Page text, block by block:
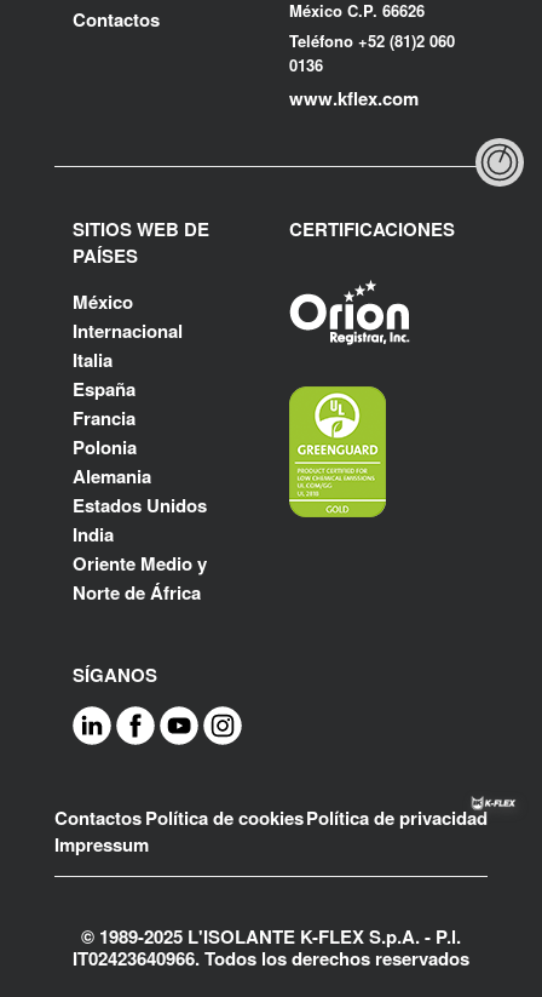
Contactos
México C.P. 66626
Teléfono +52 (81)2 060
0136
www.kflex.com
SITIOS WEB DE
PAÍSES
México
Internacional
Italia
España
Francia
Polonia
Alemania
Estados Unidos
India
Oriente Medio y
Norte de África
CERTIFICACIONES
SÍGANOS
Footer
ContactosPolítica de cookiesPolítica de privacidad
Impressum
© 1989-2025 L'ISOLANTE K-FLEX S.p.A. - P.l.
IT02423640966. Todos los derechos reservados